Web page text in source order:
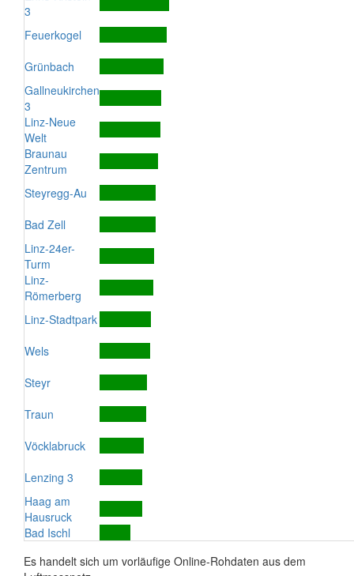
3
Feuerkogel
Grünbach
Gallneukirchen
3
Linz-Neue
Welt
Braunau
Zentrum
Steyregg-Au
Bad Zell
Linz-24er-
Turm
Linz-
Römerberg
Linz-Stadtpark
Wels
Steyr
Traun
Vöcklabruck
Lenzing 3
Haag am
Hausruck
Bad Ischl
Es handelt sich um vorläufige Online-Rohdaten aus dem